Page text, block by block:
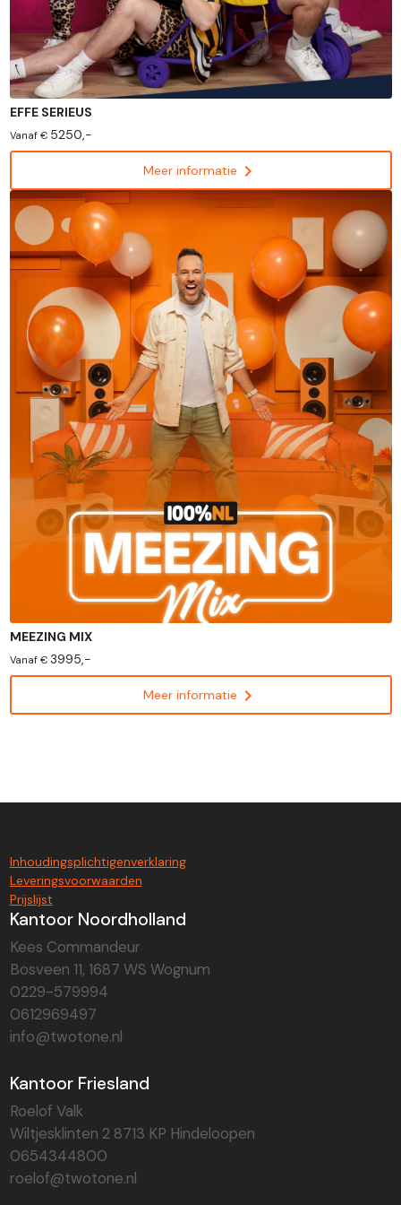
EFFE SERIEUS
Vanaf € 5250,-
Meer informatie chevron_right
MEEZING MIX
Vanaf € 3995,-
Meer informatie chevron_right
Inhoudingsplichtigenverklaring
Leveringsvoorwaarden
Prijslijst
Kantoor Noordholland
Kees Commandeur
Bosveen 11, 1687 WS Wognum
0229-579994
0612969497
info@twotone.nl
Kantoor Friesland
Roelof Valk
Wiltjesklinten 2 8713 KP Hindeloopen
0654344800
roelof@twotone.nl